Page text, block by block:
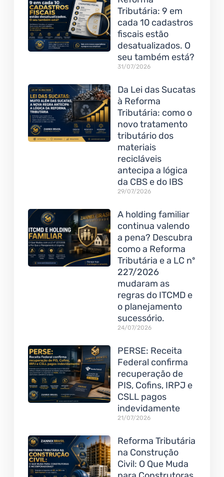
Tributária: 9 em
cada 10 cadastros
fiscais estão
desatualizados. O
seu também está?
31/07/2026
Da Lei das Sucatas
à Reforma
Tributária: como o
novo tratamento
tributário dos
materiais
recicláveis
antecipa a lógica
da CBS e do IBS
29/07/2026
A holding familiar
continua valendo
a pena? Descubra
como a Reforma
Tributária e a LC nº
227/2026
mudaram as
regras do ITCMD e
o planejamento
sucessório.
24/07/2026
PERSE: Receita
Federal confirma
recuperação de
PIS, Cofins, IRPJ e
CSLL pagos
indevidamente
21/07/2026
Reforma Tributária
na Construção
Civil: O Que Muda